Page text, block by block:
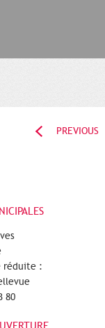
PREVIOUS
réduite :
80